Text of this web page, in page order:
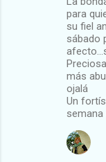
para
su fiel
sábado
más
ojalá
Un